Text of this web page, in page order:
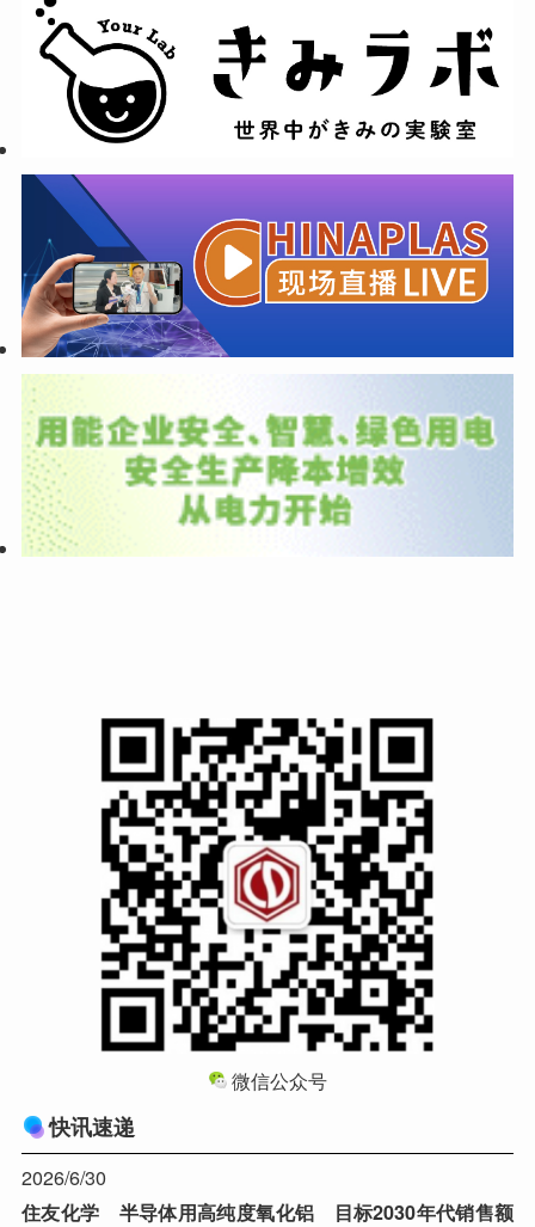
微信公众号
快讯速递
2026/6/30
住友化学 半导体用高纯度氧化铝 目标2030年代销售额